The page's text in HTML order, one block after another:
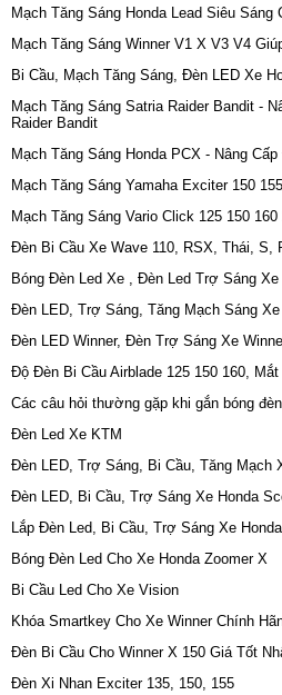
Mạch Tăng Sáng Honda Lead Siêu Sáng
Mạch Tăng Sáng Winner V1 X V3 V4
Bi Cầu, Mạch Tăng Sáng, Đèn LED Xe
Mạch Tăng Sáng Satria Raider Bandit -
Raider Bandit
Mạch Tăng Sáng Honda PCX - Nâng
Mạch Tăng Sáng Yamaha Exciter 150 155
Mạch Tăng Sáng Vario Click 125 150 160
Đèn Bi Cầu Xe Wave 110, RSX, Thái, S,
Bóng Đèn Led Xe , Đèn Led Trợ Sáng
Đèn LED, Trợ Sáng, Tăng Mạch Sáng
Đèn LED Winner, Đèn Trợ Sáng Xe
Độ Đèn Bi Cầu Airblade 125 150 160,
Các câu hỏi thường gặp khi gắn bóng
Đèn Led Xe KTM
Đèn LED, Trợ Sáng, Bi Cầu, Tăng Mạch
Đèn LED, Bi Cầu, Trợ Sáng Xe Honda
Lắp Đèn Led, Bi Cầu, Trợ Sáng Xe
Bóng Đèn Led Cho Xe Honda Zoomer X
Bi Cầu Led Cho Xe Vision
Khóa Smartkey Cho Xe Winner Chính
Đèn Bi Cầu Cho Winner X 150 Giá Tốt
Đèn Xi Nhan Exciter 135, 150, 155